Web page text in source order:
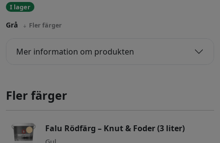
I lager
Grå Fler färger
Mer information om produkten
Fler färger
Falu Rödfärg – Knut & Foder (3 liter)